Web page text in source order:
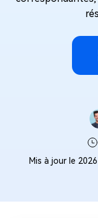
Mis à jour le